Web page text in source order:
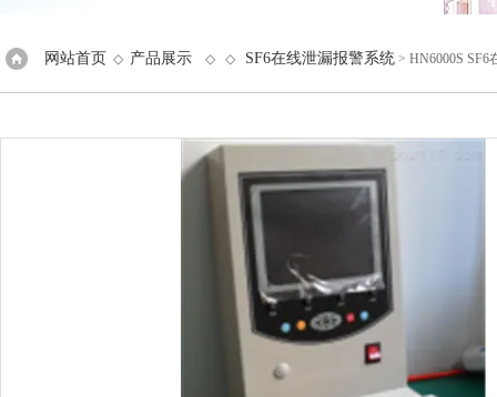
网站首页 ◇ 产品展示 ◇ ◇ SF6在线泄漏报警系统 > HN6000S SF6